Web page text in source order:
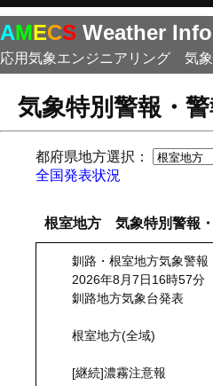
AMECS Weather
応用気象エンジニアリング 気
気象特別警報・
都府県地方選択：
全国発表状況
根室地方 気象特別警報
釧路・根室地方気象警報
2026年8月7日16時57分
釧路地方気象台発表
根室地方(全域)
[継続]濃霧注意報